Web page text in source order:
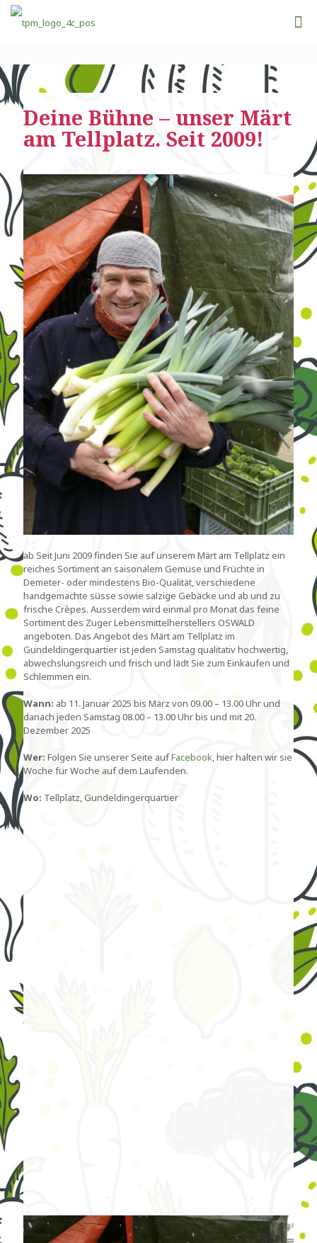
Deine Bühne – unser Märt
am Tellplatz. Seit 2009!
ab Seit Juni 2009 finden Sie auf unserem Märt am Tellplatz ein
reiches Sortiment an saisonalem Gemüse und Früchte in
Demeter- oder mindestens Bio-Qualität, verschiedene
handgemachte süsse sowie salzige Gebäcke und ab und zu
frische Crèpes. Ausserdem wird einmal pro Monat das feine
Sortiment des Zuger Lebensmittelherstellers OSWALD
angeboten. Das Angebot des Märt am Tellplatz im
Gundeldingerquartier ist jeden Samstag qualitativ hochwertig,
abwechslungsreich und frisch und lädt Sie zum Einkaufen und
Schlemmen ein.
Wann: ab 11. Januar 2025 bis März von 09.00 – 13.00 Uhr und
danach jeden Samstag 08.00 – 13.00 Uhr bis und mit 20.
Dezember 2025
Wer: Folgen Sie unserer Seite aufFacebook, hier halten wir sie
Woche für Woche auf dem Laufenden.
Wo: Tellplatz, Gundeldingerquartier